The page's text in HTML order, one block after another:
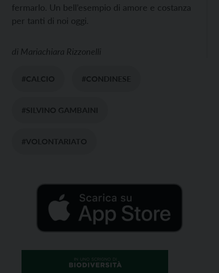
fermarlo. Un bell’esempio di amore e costanza
per tanti di noi oggi.
di Mariachiara Rizzonelli
#CALCIO #CONDINESE
#SILVINO GAMBAINI
#VOLONTARIATO